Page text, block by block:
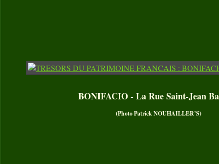
BONIFACIO - La Rue Saint-Jean
(Photo Patrick NOUHAILLER’S)